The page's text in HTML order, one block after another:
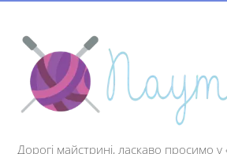
Дорогі майстрині, ласкаво просимо у